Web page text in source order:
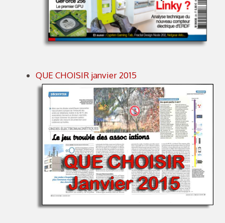
QUE CHOISIR janvier 2015